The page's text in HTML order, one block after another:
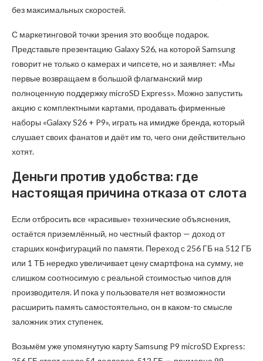
без максимальных скоростей.
С маркетинговой точки зрения это вообще подарок.
Представьте презентацию Galaxy S26, на которой Samsung
говорит не только о камерах и чипсете, но и заявляет: «Мы
первые возвращаем в большой флагманский мир
полноценную поддержку microSD Express». Можно запустить
акцию с комплектными картами, продавать фирменные
наборы «Galaxy S26 + P9», играть на имидже бренда, который
слушает своих фанатов и даёт им то, чего они действительно
хотят.
Деньги против удобства: где
настоящая причина отказа от слота
Если отбросить все «красивые» технические объяснения,
остаётся приземлённый, но честный фактор — доход от
старших конфигураций по памяти. Переход с 256 ГБ на 512 ГБ
или 1 ТБ нередко увеличивает цену смартфона на сумму, не
слишком соотносимую с реальной стоимостью чипов для
производителя. И пока у пользователя нет возможности
расширить память самостоятельно, он в каком-то смысле
заложник этих ступенек.
Возьмём уже упомянутую карту Samsung P9 microSD Express: